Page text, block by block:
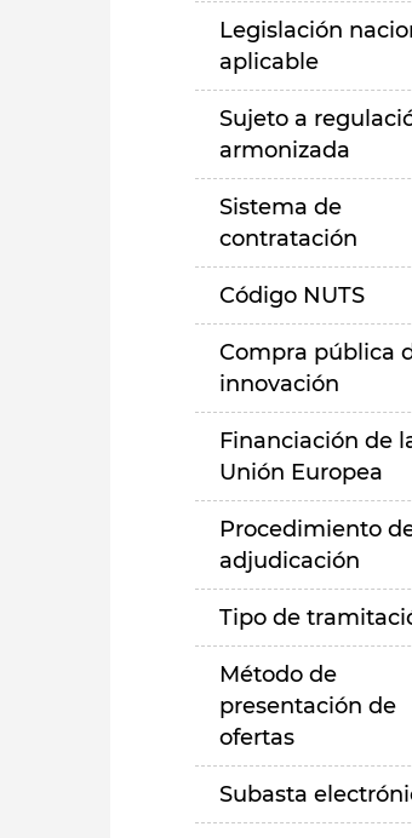
Legislación
aplicable
Sujeto a
armonizada
Sistema de
contratación
Código NUTS
Compra pública
innovación
Financiación de
Unión Europea
Procedimiento
adjudicación
Tipo de
Método de
presentación de
ofertas
Subasta